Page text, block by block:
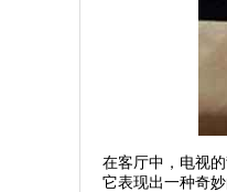
在客厅中，电视
它表现出一种奇